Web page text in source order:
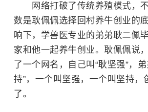
网络打破了传统养殖模式，不
数是耿佩佩选择回村养牛创业的
响下，学兽医专业的弟弟耿二佩
家和他一起养牛创业。耿佩佩说
了一个网名，自己叫“耿坚强”，弟
持”，一个叫坚强，一个叫坚持，
了。